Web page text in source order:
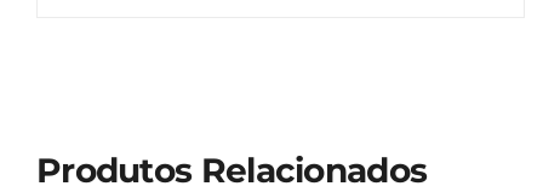
Produtos Relacionados